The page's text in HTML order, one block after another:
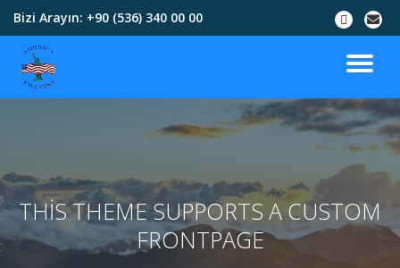
İçeriğe
Bizi Arayın: +90 (536) 340 00 00
THIS THEME SUPPORTS A CUSTOM
FRONTPAGE